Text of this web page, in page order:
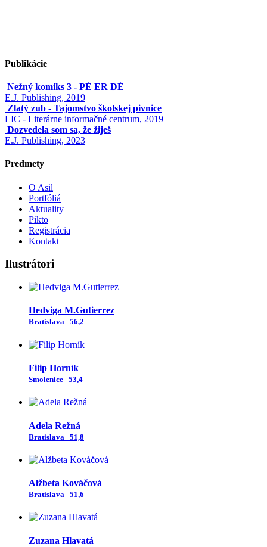
Publikácie
Nežný komiks 3 - PÉ ER DÉ
E.J. Publishing, 2019
Zlatý zub - Tajomstvo školskej pivnice
LIC - Literárne informačné centrum, 2019
Dozvedela som sa, že žiješ
E.J. Publishing, 2023
Predmety
O Asil
Portfóliá
Aktuality
Pikto
Registrácia
Kontakt
Ilustrátori
Hedviga M.Gutierrez
Bratislava 56,2
Filip Horník
Smolenice 53,4
Adela Režná
Bratislava 51,8
Alžbeta Kováčová
Bratislava 51,6
Zuzana Hlavatá